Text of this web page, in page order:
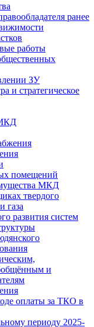
ранее
работы
ЗУ
и стратегическое
помещений
МКД
твердого
газа
развития систем
и
оплаты за ТКО в
периоду 2025-